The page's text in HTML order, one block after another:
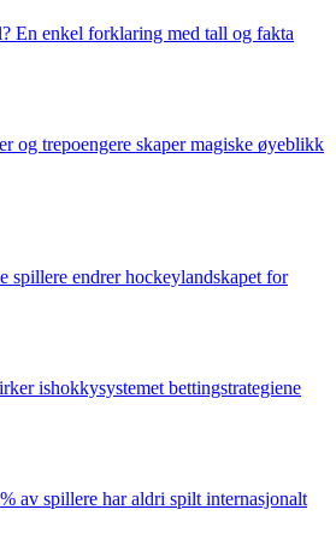
En enkel forklaring med tall og fakta
og trepoengere skaper magiske øyeblikk
spillere endrer hockeylandskapet for
ishokkysystemet bettingstrategiene
av spillere har aldri spilt internasjonalt